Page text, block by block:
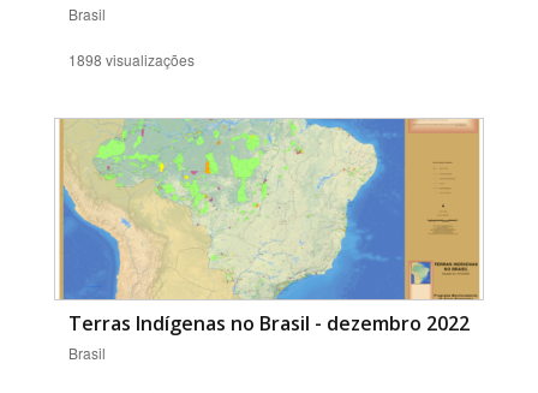
Brasil
1898 visualizações
Terras Indígenas no Brasil - dezembro 2022
Brasil